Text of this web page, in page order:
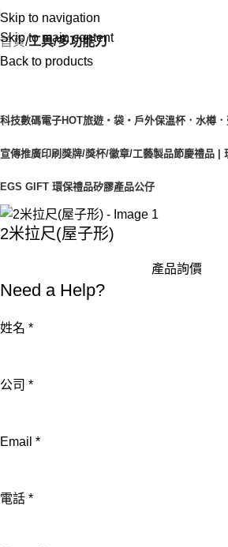
Skip to navigation
Skip to main content
首頁 工具/多功能刀
Back to products
科技數碼電子HOT旅遊‧袋‧戶外保溫杯．水樽
宣傳推廣印刷 獎牌/獎杯/徽章/工藝製品節慶禮品 |
EGS GIFT 環保禮品矽膠產品公仔
2米拉尺(屋子形)
產品詢價
Need a Help?
姓名 *
姓
話
公司 *
Email *
電話 *